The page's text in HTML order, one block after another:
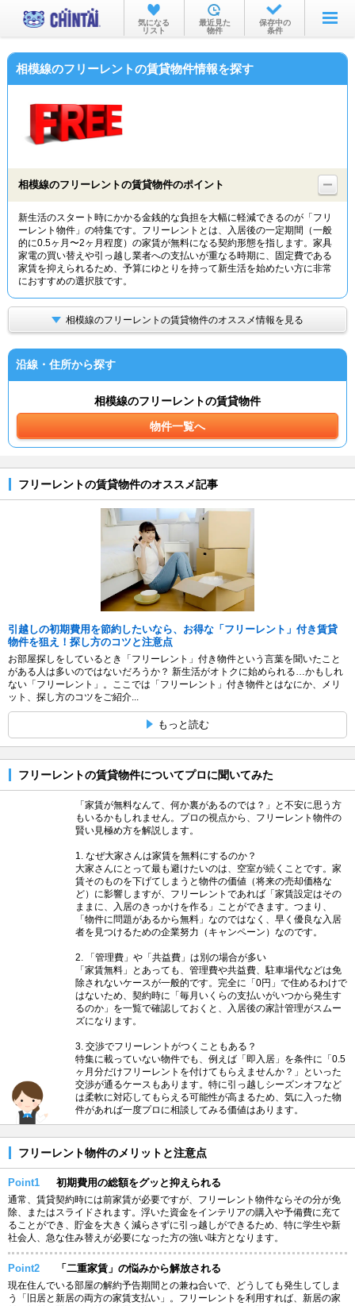
お部屋を探す
沿線・駅から
物件特集から
TOP
気になる
リスト
最近見た
物件
保存中の
条件
相模線のフリーレントの賃貸物件情報を探す
相模線のフリーレントの賃貸物件のポイント
新生活のスタート時にかかる金銭的な負担を大幅に軽減できるのが「フリ
ーレント物件」の特集です。フリーレントとは、入居後の一定期間（一般
的に0.5ヶ月〜2ヶ月程度）の家賃が無料になる契約形態を指します。家具
家電の買い替えや引っ越し業者への支払いが重なる時期に、固定費である
家賃を抑えられるため、予算にゆとりを持って新生活を始めたい方に非常
におすすめの選択肢です。
相模線のフリーレントの賃貸物件のオススメ情報を見る
沿線・住所から探す
相模線のフリーレントの賃貸物件
物件一覧へ
フリーレントの賃貸物件のオススメ記事
引越しの初期費用を節約したいなら、お得な「フリーレント」付き賃貸
物件を狙え！探し方のコツと注意点
お部屋探しをしているとき「フリーレント」付き物件という言葉を聞いたこと
がある人は多いのではないだろうか？ 新生活がオトクに始められる…かもしれ
ない「フリーレント」。ここでは「フリーレント」付き物件とはなにか、メリ
ット、探し方のコツをご紹介...
もっと読む
フリーレントの賃貸物件についてプロに聞いてみた
「家賃が無料なんて、何か裏があるのでは？」と不安に思う方
もいるかもしれません。プロの視点から、フリーレント物件の
賢い見極め方を解説します。
1. なぜ大家さんは家賃を無料にするのか？
大家さんにとって最も避けたいのは、空室が続くことです。家
賃そのものを下げてしまうと物件の価値（将来の売却価格な
ど）に影響しますが、フリーレントであれば「家賃設定はその
ままに、入居のきっかけを作る」ことができます。つまり、
「物件に問題があるから無料」なのではなく、早く優良な入居
者を見つけるための企業努力（キャンペーン）なのです。
2. 「管理費」や「共益費」は別の場合が多い
「家賃無料」とあっても、管理費や共益費、駐車場代などは免
除されないケースが一般的です。完全に「0円」で住めるわけで
はないため、契約時に「毎月いくらの支払いがいつから発生す
るのか」を一覧で確認しておくと、入居後の家計管理がスムー
ズになります。
3. 交渉でフリーレントがつくこともある？
特集に載っていない物件でも、例えば「即入居」を条件に「0.5
ヶ月分だけフリーレントを付けてもらえませんか？」といった
交渉が通るケースもあります。特に引っ越しシーズンオフなど
は柔軟に対応してもらえる可能性が高まるため、気に入った物
件があれば一度プロに相談してみる価値はあります。
フリーレント物件のメリットと注意点
Point1 初期費用の総額をグッと抑えられる
通常、賃貸契約時には前家賃が必要ですが、フリーレント物件ならその分が免
除、またはスライドされます。浮いた資金をインテリアの購入や予備費に充て
ることができ、貯金を大きく減らさずに引っ越しができるため、特に学生や新
社会人、急な住み替えが必要になった方の強い味方となります。
Point2 「二重家賃」の悩みから解放される
現在住んでいる部屋の解約予告期間との兼ね合いで、どうしても発生してしま
う「旧居と新居の両方の家賃支払い」。フリーレントを利用すれば、新居の家